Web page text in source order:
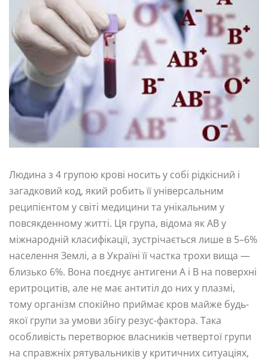
Людина з 4 групою крові носить у собі рідкісний і
загадковий код, який робить її універсальним
реципієнтом у світі медицини та унікальним у
повсякденному житті. Ця група, відома як AB у
міжнародній класифікації, зустрічається лише в 5–6%
населення Землі, а в Україні її частка трохи вища —
близько 6%. Вона поєднує антигени А і В на поверхні
еритроцитів, але не має антитіл до них у плазмі,
тому організм спокійно приймає кров майже будь-
якої групи за умови збігу резус-фактора. Така
особливість перетворює власників четвертої групи
на справжніх рятувальників у критичних ситуаціях,